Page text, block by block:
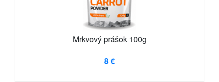
Mrkvový prášok 100g
8 €